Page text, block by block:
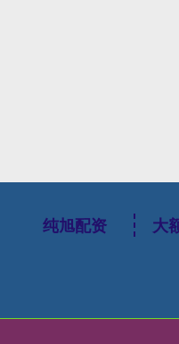
纯旭配资 大